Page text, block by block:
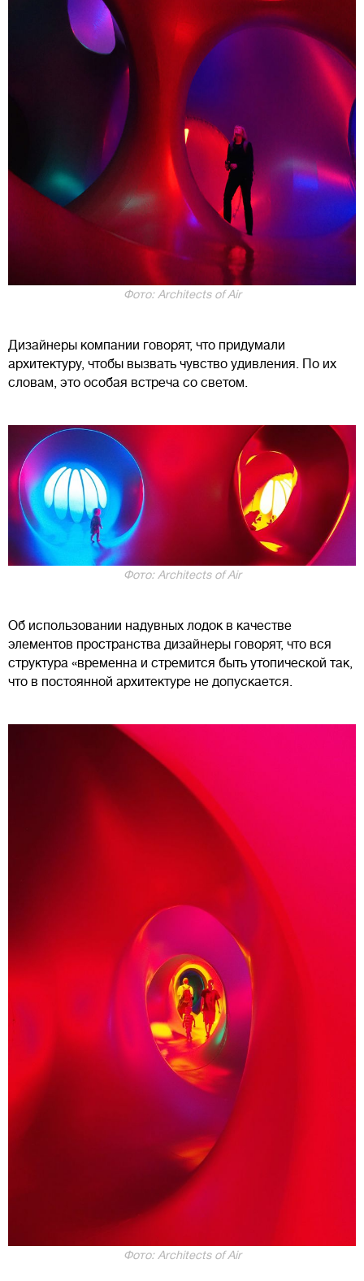
Фото: Architects of Air
Дизайнеры компании говорят, что придумали
архитектуру, чтобы вызвать чувство удивления. По их
словам, это особая встреча со светом.
Фото: Architects of Air
Об использовании надувных лодок в качестве
элементов пространства дизайнеры говорят, что вся
структура «временна и стремится быть утопической так,
что в постоянной архитектуре не допускается.
Фото: Architects of Air